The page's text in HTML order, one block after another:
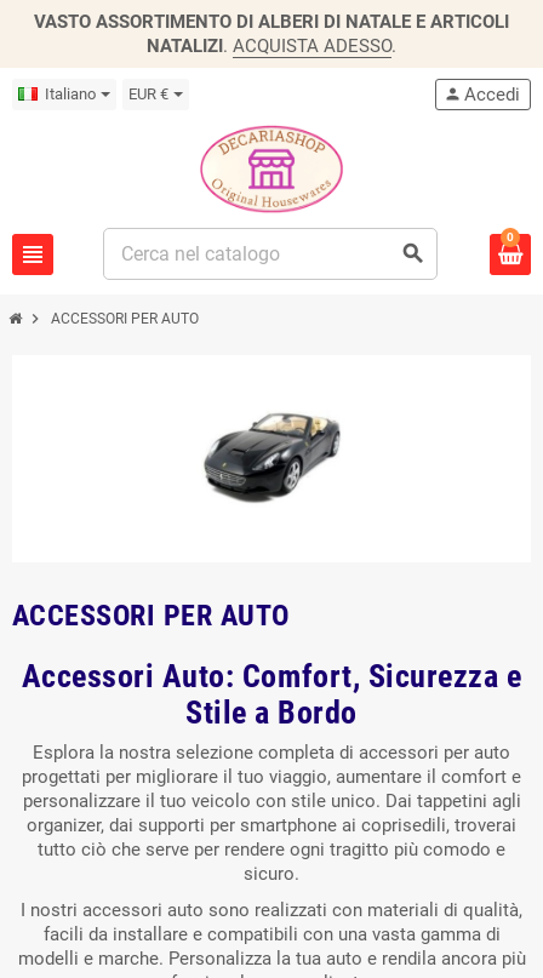
VASTO ASSORTIMENTO DI ALBERI DI NATALE E ARTICOLI
NATALIZI. ACQUISTA ADESSO.
Italiano EUR €
view_headline search
person Accedi
0
chevron_right ACCESSORI PER AUTO
ACCESSORI PER AUTO
Accessori Auto: Comfort, Sicurezza e
Stile a Bordo
Esplora la nostra selezione completa di accessori per auto
progettati per migliorare il tuo viaggio, aumentare il comfort e
personalizzare il tuo veicolo con stile unico. Dai tappetini agli
organizer, dai supporti per smartphone ai coprisedili, troverai
tutto ciò che serve per rendere ogni tragitto più comodo e
sicuro.
I nostri accessori auto sono realizzati con materiali di qualità,
facili da installare e compatibili con una vasta gamma di
modelli e marche. Personalizza la tua auto e rendila ancora più